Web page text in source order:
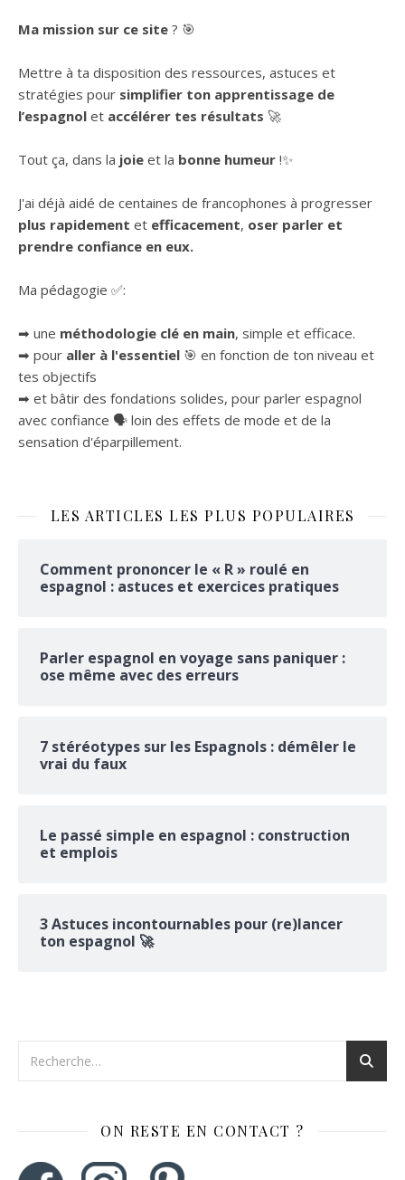
Ma mission sur ce site ? 🎯
Mettre à ta disposition des ressources, astuces et
stratégies pour simplifier ton apprentissage de
l’espagnol et accélérer tes résultats 🚀
Tout ça, dans la joie et la bonne humeur !✨
J'ai déjà aidé de centaines de francophones à progresser
plus rapidement et efficacement, oser parler et
prendre confiance en eux.
Ma pédagogie ✅:
➡ une méthodologie clé en main, simple et efficace.
➡ pour aller à l'essentiel 🎯 en fonction de ton niveau et
tes objectifs
➡ et bâtir des fondations solides, pour parler espagnol
avec confiance 🗣 loin des effets de mode et de la
sensation d'éparpillement.
LES ARTICLES LES PLUS POPULAIRES
Comment prononcer le « R » roulé en
espagnol : astuces et exercices pratiques
Parler espagnol en voyage sans paniquer :
ose même avec des erreurs
7 stéréotypes sur les Espagnols : démêler le
vrai du faux
Le passé simple en espagnol : construction
et emplois
3 Astuces incontournables pour (re)lancer
ton espagnol 🚀
ON RESTE EN CONTACT ?